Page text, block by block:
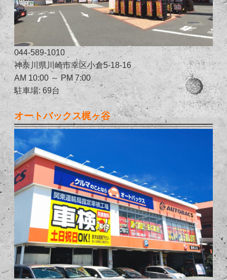
044-589-1010
神奈川県川崎市幸区小倉5-18-16
AM 10:00 ～ PM 7:00
駐車場: 69台
オートバックス梶ヶ谷